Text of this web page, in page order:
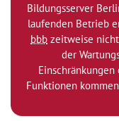
Bildungsserver
laufenden Betrieb
bbb zeitweise
der
Funktionen